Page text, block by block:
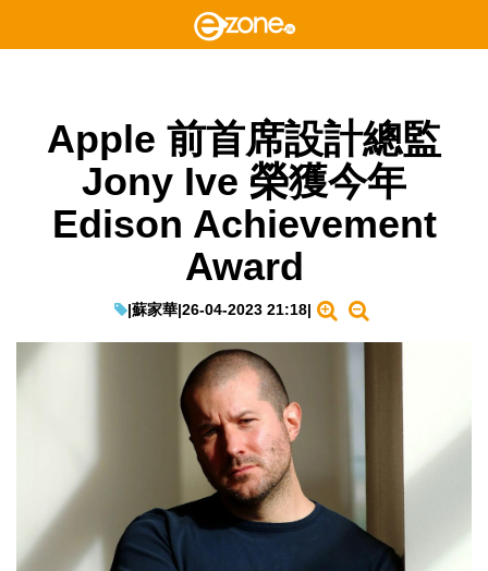
Apple 前首席設計總監
Jony Ive 榮獲今年
Edison Achievement
Award
|蘇家華|26-04-2023 21:18|